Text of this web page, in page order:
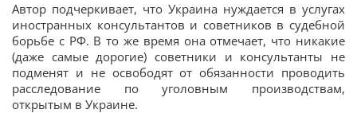
Автор подчеркивает, что Украина нуждается в услугах
иностранных консультантов и советников в судебной
борьбе с РФ. В то же время она отмечает, что никакие
(даже самые дорогие) советники и консультанты не
подменят и не освободят от обязанности проводить
расследование по уголовным производствам,
открытым в Украине.